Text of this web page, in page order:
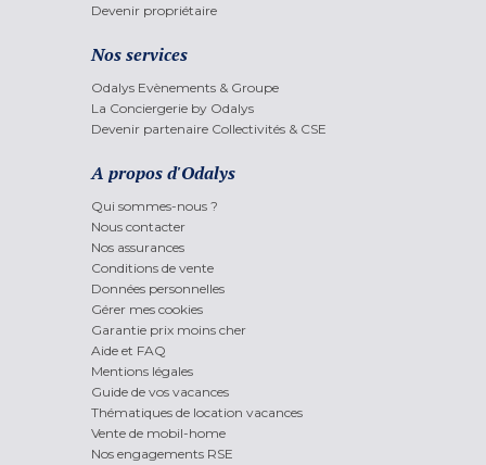
Devenir propriétaire
Nos services
Odalys Evènements & Groupe
La Conciergerie by Odalys
Devenir partenaire Collectivités & CSE
A propos d'Odalys
Qui sommes-nous ?
Nous contacter
Nos assurances
Conditions de vente
Données personnelles
Gérer mes cookies
Garantie prix moins cher
Aide et FAQ
Mentions légales
Guide de vos vacances
Thématiques de location vacances
Vente de mobil-home
Nos engagements RSE